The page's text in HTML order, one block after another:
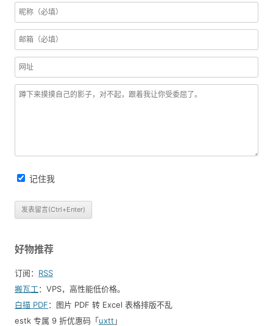
记住我
好物推荐
订阅： RSS
搬瓦工：VPS，高性能低价格。️
白描 PDF：图片 PDF 转 Excel 表格排版不乱
estk 专属 9 折优惠码「uxtt 」